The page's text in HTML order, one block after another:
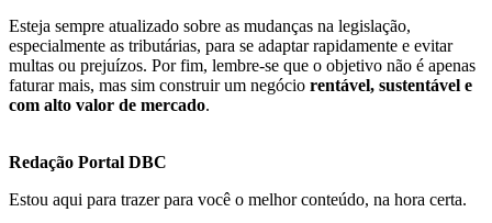
Esteja sempre atualizado sobre as mudanças na legislação,
especialmente as tributárias, para se adaptar rapidamente e evitar
multas ou prejuízos. Por fim, lembre-se que o objetivo não é apenas
faturar mais, mas sim construir um negócio rentável, sustentável e
com alto valor de mercado.
Redação Portal DBC
Estou aqui para trazer para você o melhor conteúdo, na hora certa.